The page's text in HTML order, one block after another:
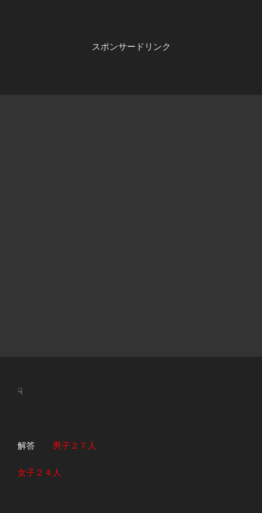
スポンサードリンク
☟
解答 男子２７人
女子２４人